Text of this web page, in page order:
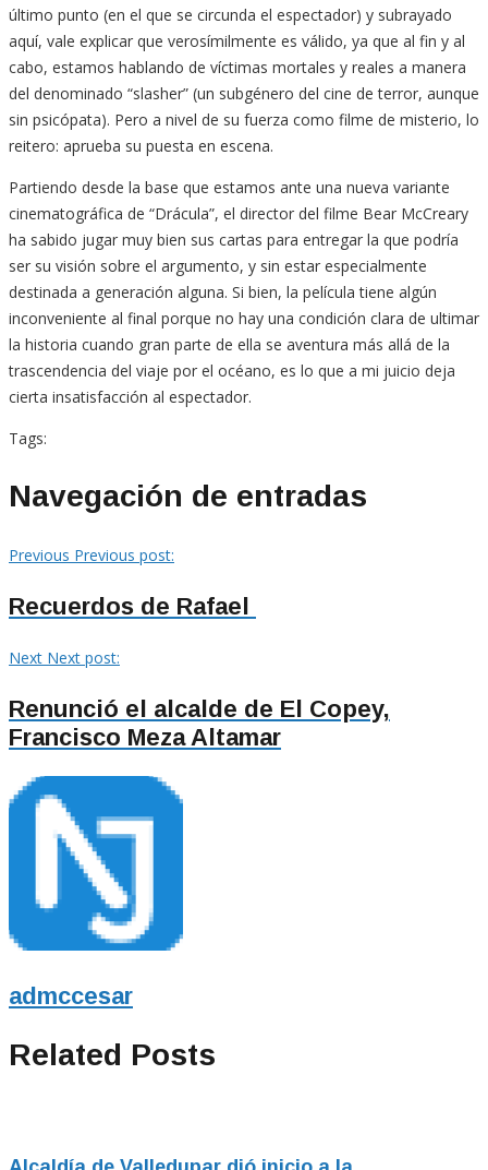
último punto (en el que se circunda el espectador) y subrayado
aquí, vale explicar que verosímilmente es válido, ya que al fin y al
cabo, estamos hablando de víctimas mortales y reales a manera
del denominado “slasher” (un subgénero del cine de terror, aunque
sin psicópata). Pero a nivel de su fuerza como filme de misterio, lo
reitero: aprueba su puesta en escena.
Partiendo desde la base que estamos ante una nueva variante
cinematográfica de “Drácula”, el director del filme Bear McCreary
ha sabido jugar muy bien sus cartas para entregar la que podría
ser su visión sobre el argumento, y sin estar especialmente
destinada a generación alguna. Si bien, la película tiene algún
inconveniente al final porque no hay una condición clara de ultimar
la historia cuando gran parte de ella se aventura más allá de la
trascendencia del viaje por el océano, es lo que a mi juicio deja
cierta insatisfacción al espectador.
Tags:
Navegación de entradas
Previous Previous post:
Recuerdos de Rafael
Next Next post:
Renunció el alcalde de El Copey,
Francisco Meza Altamar
admccesar
Related Posts